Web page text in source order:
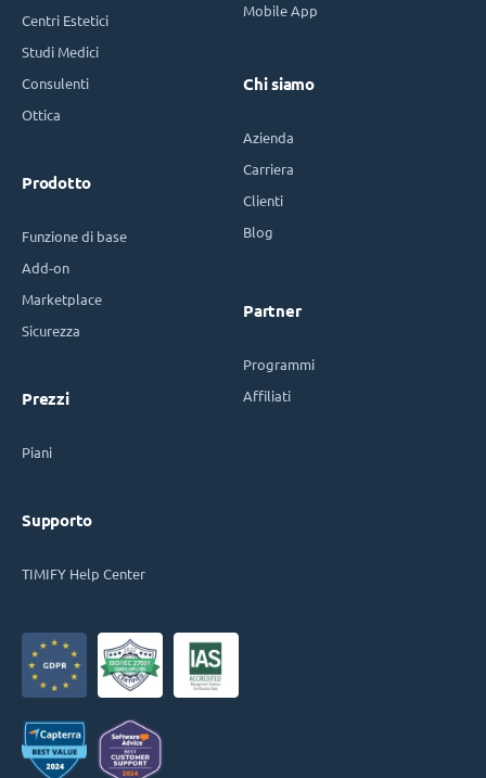
Centri Estetici
Studi Medici
Consulenti
Ottica
Prodotto
Funzione di base
Add-on
Marketplace
Sicurezza
Prezzi
Piani
Supporto
TIMIFY Help Center
Mobile App
Chi siamo
Azienda
Carriera
Clienti
Blog
Partner
Programmi
Affiliati